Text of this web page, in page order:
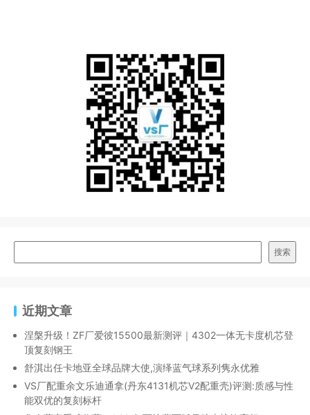
搜索
近期文章
涅槃升级！ZF厂爱彼15500最新测评｜4302一体无卡度机芯登
顶复刻钢王
舒淇出任卡地亚全球品牌大使,演绎蓝气球系列隽永优雅
VS厂配重余文乐迪通拿(丹东4131机芯V2配重壳)评测:质感与性
能双优的复刻标杆